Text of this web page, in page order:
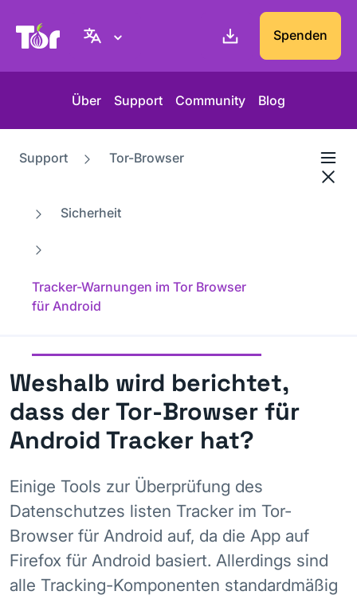
Tor-Projekt Webseite Spenden
Über Support Community Blog
Support Tor-Browser
Sicherheit
Tracker-Warnungen im Tor Browser
für Android
Weshalb wird berichtet,
dass der Tor-Browser für
Android Tracker hat?
Einige Tools zur Überprüfung des
Datenschutzes listen Tracker im Tor-
Browser für Android auf, da die App auf
Firefox für Android basiert. Allerdings sind
alle Tracking-Komponenten standardmäßig